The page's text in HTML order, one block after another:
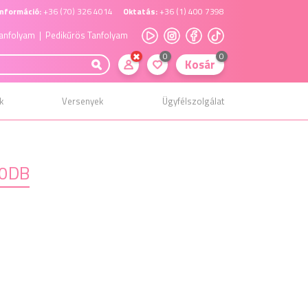
+36 (70) 326 4014 Oktatás: +36 (1) 400 7398
| Pedikűrös Tanfolyam
0 Kosár 0
Versenyek Ügyfélszolgálat